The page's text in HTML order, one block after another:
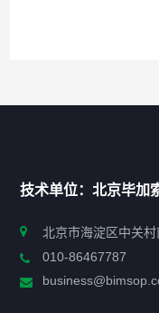
政策法规
技术单位：北京毕加
北京市海淀区中关
010-86467787